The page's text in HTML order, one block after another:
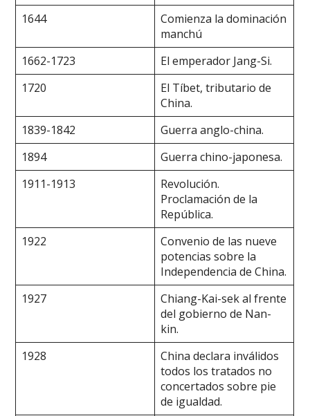
1644
Comienza la dominación
manchú
1662-1723
El emperador Jang-Si.
1720
El Tíbet, tributario de
China.
1839-1842
Guerra anglo-china.
1894
Guerra chino-japonesa.
1911-1913
Revolución.
Proclamación de la
República.
1922
Convenio de las nueve
potencias sobre la
Independencia de China.
1927
Chiang-Kai-sek al frente
del gobierno de Nan-
kin.
1928
China declara inválidos
todos los tratados no
concertados sobre pie
de igualdad.